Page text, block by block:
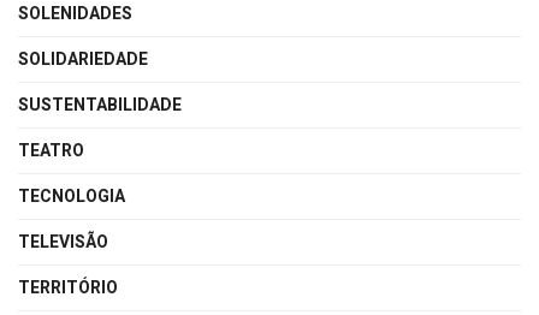
SOLENIDADES
SOLIDARIEDADE
SUSTENTABILIDADE
TEATRO
TECNOLOGIA
TELEVISÃO
TERRITÓRIO